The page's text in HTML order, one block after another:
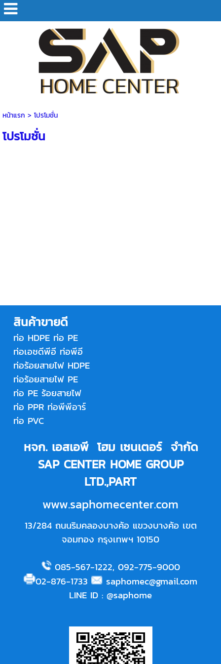
หน้าแรก > โปรโมชั่น
โปรโมชั่น
สินค้าขายดี
ท่อ HDPE ท่อ PE
ท่อเอชดีพีอี ท่อพีอี
ท่อร้อยสายไฟ HDPE
ท่อร้อยสายไฟ PE
ท่อ PE ร้อยสายไฟ
ท่อ PPR ท่อพีพีอาร์
ท่อ PVC
หจก. เอสเอพี โฮม เซนเตอร์ จำกัด
SAP CENTER HOME GROUP
LTD.,PART
www.saphomecenter.com
13/284 ถนนริมคลองบางค้อ แขวงบางค้อ เขต
จอมทอง กรุงเทพฯ 10150
085-567-1222, 092-775-9000
02-876-1733
saphomec@gmail.com
LINE ID : @saphome